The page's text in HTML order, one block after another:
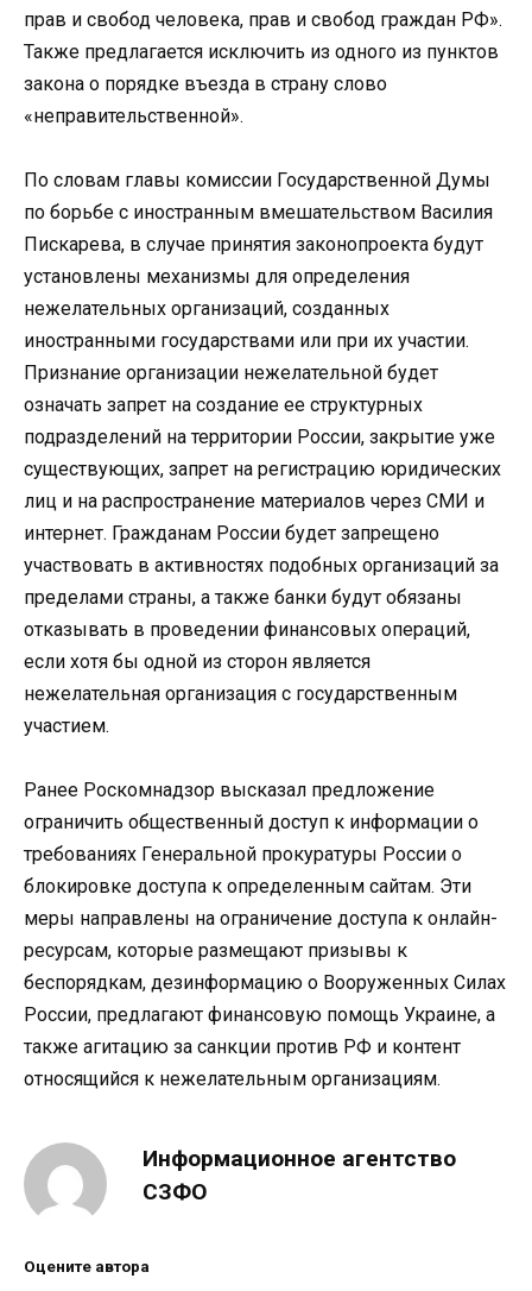
прав и свобод человека, прав и свобод граждан РФ».
Также предлагается исключить из одного из пунктов
закона о порядке въезда в страну слово
«неправительственной».
По словам главы комиссии Государственной Думы
по борьбе с иностранным вмешательством Василия
Пискарева, в случае принятия законопроекта будут
установлены механизмы для определения
нежелательных организаций, созданных
иностранными государствами или при их участии.
Признание организации нежелательной будет
означать запрет на создание ее структурных
подразделений на территории России, закрытие уже
существующих, запрет на регистрацию юридических
лиц и на распространение материалов через СМИ и
интернет. Гражданам России будет запрещено
участвовать в активностях подобных организаций за
пределами страны, а также банки будут обязаны
отказывать в проведении финансовых операций,
если хотя бы одной из сторон является
нежелательная организация с государственным
участием.
Ранее Роскомнадзор высказал предложение
ограничить общественный доступ к информации о
требованиях Генеральной прокуратуры России о
блокировке доступа к определенным сайтам. Эти
меры направлены на ограничение доступа к онлайн-
ресурсам, которые размещают призывы к
беспорядкам, дезинформацию о Вооруженных Силах
России, предлагают финансовую помощь Украине, а
также агитацию за санкции против РФ и контент
относящийся к нежелательным организациям.
Информационное агентство
СЗФО
Оцените автора